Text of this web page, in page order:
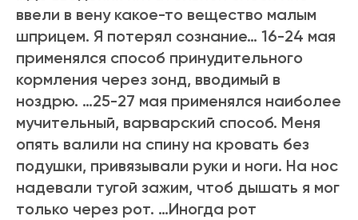
ввели в вену какое-то вещество малым
шприцем. Я потерял сознание… 16-24 мая
применялся способ принудительного
кормления через зонд, вводимый в
ноздрю. …25-27 мая применялся наиболее
мучительный, варварский способ. Меня
опять валили на спину на кровать без
подушки, привязывали руки и ноги. На нос
надевали тугой зажим, чтоб дышать я мог
только через рот. …Иногда рот